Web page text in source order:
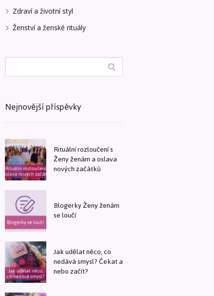
Zdraví a životní styl
Ženství a ženské rituály
Nejnovější příspěvky
Rituální rozloučení s
Ženy ženám a oslava
nových začátků
Blogerky Ženy ženám
se loučí
Jak udělat něco, co
nedává smysl? Čekat a
nebo začít?